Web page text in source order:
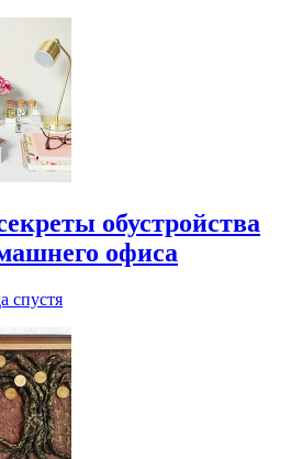
обустройства
офиса
спустя